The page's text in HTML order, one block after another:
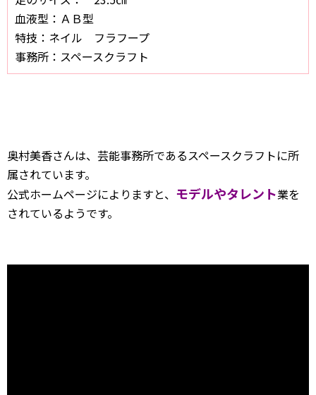
血液型：ＡＢ型
特技：ネイル フラフープ
事務所：スペースクラフト
奥村美香さんは、芸能事務所であるスペースクラフトに所
属されています。
公式ホームページによりますと、 モデルやタレント業を
されているようです。